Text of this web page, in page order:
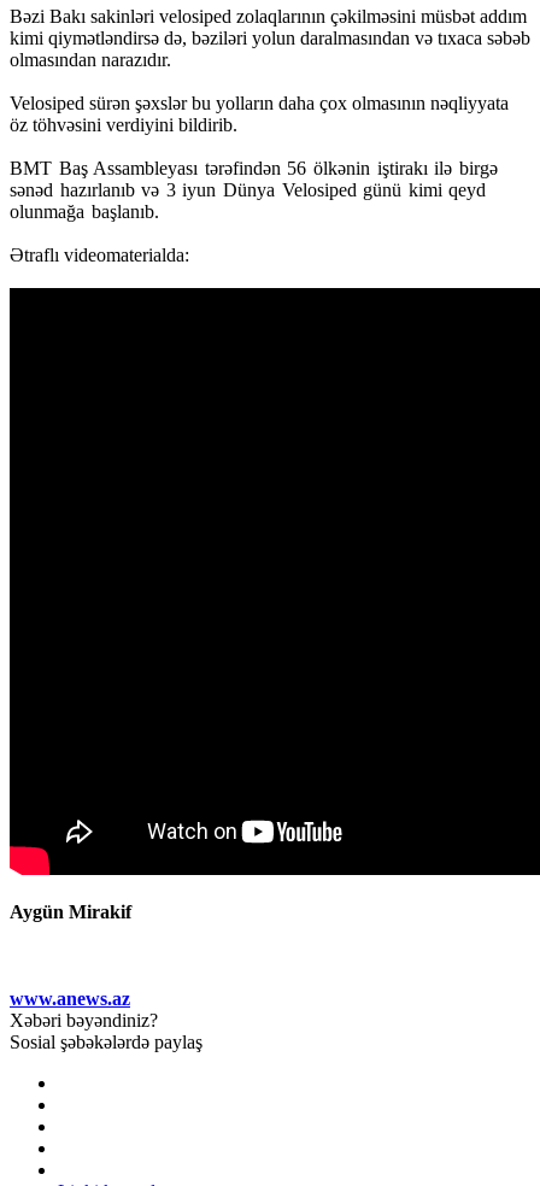
Bəzi Bakı sakinləri velosiped zolaqlarının çəkilməsini müsbət addım
kimi qiymətləndirsə də, bəziləri yolun daralmasından və tıxaca səbəb
olmasından narazıdır.
Velosiped sürən şəxslər bu yolların daha çox olmasının nəqliyyata
öz töhvəsini verdiyini bildirib.
BMT Baş Assambleyası tərəfindən 56 ölkənin iştirakı ilə birgə
sənəd hazırlanıb və 3 iyun Dünya Velosiped günü kimi qeyd
olunmağa başlanıb.
Ətraflı videomaterialda:
Aygün Mirakif
www.anews.az
Xəbəri bəyəndiniz?
Sosial şəbəkələrdə paylaş